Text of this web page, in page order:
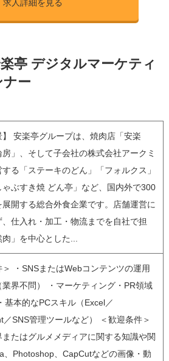
求人詳細を見る
亭 デジタルマーケティ
ナー
】 安楽亭グループは、焼肉店「安楽
」、そして子会社の株式会社アークミ
る「ステーキのどん」「フォルクス」
ゃぶすき焼 どん亭」など、国内外で300
展開する総合外食企業です。店舗運営に
、仕入れ・加工・物流までを自社で担
」を中心とした...
＞ ・SNSまたはWebコンテンツの運用
界不問） ・マーケティング・PR領域
基本的なPCスキル（Excel／
／SNS管理ツールなど） ＜歓迎条件＞
またはグルメメディアに関する知識や関
、Photoshop、CapCutなどの画像・動